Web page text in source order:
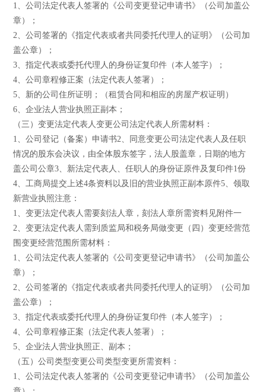
1、公司法定代表人签署的《公司变更登记申请书》（公司加盖公
章）；
2、公司签署的《指定代表或者共同委托代理人的证明》（公司加
盖公章）；
3、指定代表或委托代理人的身份证复印件（本人签字）；
4、公司章程修正案（法定代表人签署）；
5、新的公司住所证明；（租赁合同和相应的房屋产权证明）
6、企业法人营业执照正副本；
（三）变更法定代表人变更公司法定代表人所需材料：
1、公司登记（备案）申请书2、同意变更公司法定代表人及任职
情况的股东会决议，由全体股东签字，法人股盖章，日期的地方
盖公司公章3、新法定代表人、任职人的身份证原件及复印件1份
4、工商局提交上述4条资料以及旧的营业执照正副本原件5、领取
新营业执照注意：
1、变更法定代表人需要刻法人章，刻法人章所需资料见附件一
2、变更法定代表人需到质监局和税务局做变更（四）变更经营范
围变更经营范围所需材料：
1、公司法定代表人签署的《公司变更登记申请书》（公司加盖公
章）；
2、公司签署的《指定代表或者共同委托代理人的证明》（公司加
盖公章）；
3、指定代表或委托代理人的身份证复印件（本人签字）；
4、公司章程修正案（法定代表人签署）；
5、企业法人营业执照正、副本；
（五）公司类型变更公司类型变更所需资料：
1、公司法定代表人签署的《公司变更登记申请书》（公司加盖公